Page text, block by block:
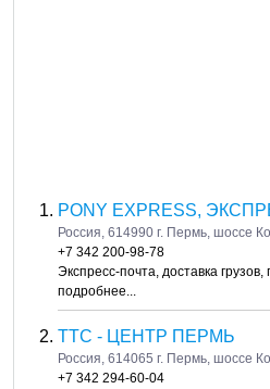
PONY EXPRESS,
Россия, 614990 г. Пермь, шоссе
+7 342 200-98-78
Экспресс-почта, доставка
подробнее...
ТТС - ЦЕНТР ПЕРМЬ
Россия, 614065 г. Пермь, шоссе
+7 342 294-60-04